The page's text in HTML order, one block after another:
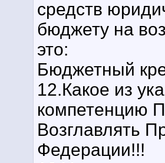
средств
бюджету на
это:
Бюджетный
12.Какое из
компетенцию
Возглавлять
Федерации!!!